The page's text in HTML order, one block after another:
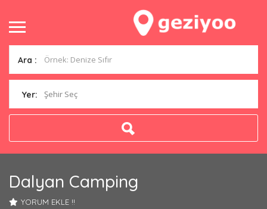
Ara :
Yer: Şehir Seç
Dalyan Camping
YORUM EKLE !!